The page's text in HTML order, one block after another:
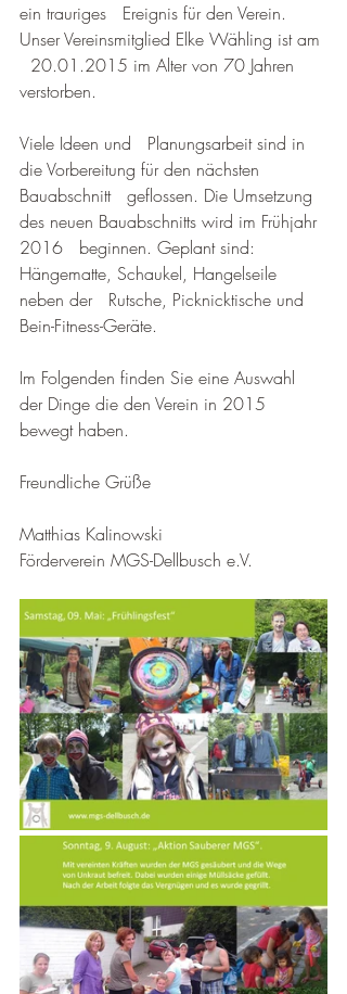
ein trauriges   Ereignis für den Verein.
Unser Vereinsmitglied Elke Wähling ist am
  20.01.2015 im Alter von 70 Jahren
verstorben.
Viele Ideen und   Planungsarbeit sind in
die Vorbereitung für den nächsten
Bauabschnitt   geflossen. Die Umsetzung
des neuen Bauabschnitts wird im Frühjahr
2016   beginnen. Geplant sind:
Hängematte, Schaukel, Hangelseile
neben der   Rutsche, Picknicktische und
Bein-Fitness-Geräte.
Im Folgenden finden Sie eine Auswahl
der Dinge die den Verein in 2015
bewegt haben.
Freundliche Grüße
Matthias Kalinowski
Förderverein MGS-Dellbusch e.V.